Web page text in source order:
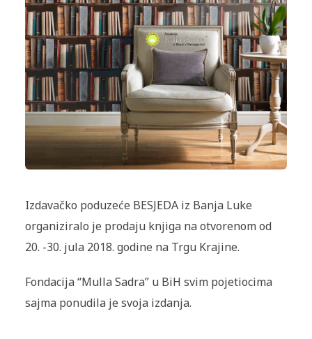
Izdavačko poduzeće BESJEDA iz Banja Luke
organiziralo je prodaju knjiga na otvorenom od
20. -30. jula 2018. godine na Trgu Krajine.
Fondacija “Mulla Sadra” u BiH svim pojetiocima
sajma ponudila je svoja izdanja.